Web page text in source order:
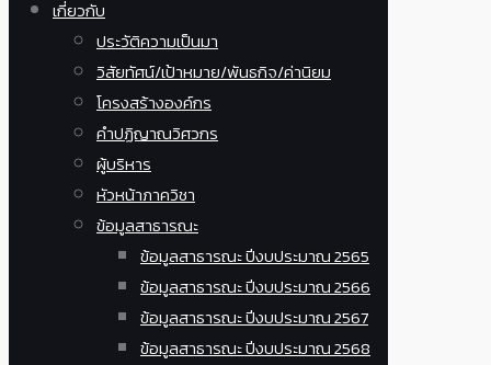
เกี่ยวกับ
ประวัติความเป็นมา
วิสัยทัศน์/เป้าหมาย/พันธกิจ/ค่านิยม
โครงสร้างองค์กร
คำปฏิญาณวิศวกร
ผู้บริหาร
หัวหน้าภาควิชา
ข้อมูลสาธารณะ
ข้อมูลสาธารณะ ปีงบประมาณ 2565
ข้อมูลสาธารณะ ปีงบประมาณ 2566
ข้อมูลสาธารณะ ปีงบประมาณ 2567
ข้อมูลสาธารณะ ปีงบประมาณ 2568